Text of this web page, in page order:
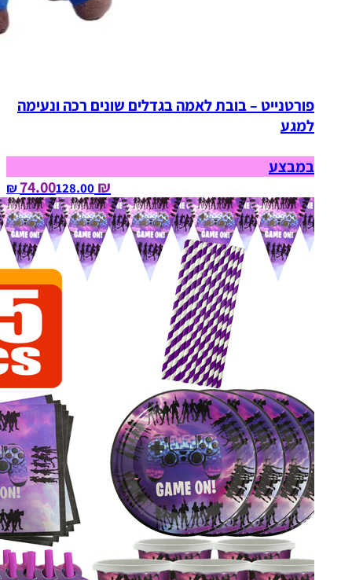
פורטנייט – בובת לאמה בגדלים שונים רכה ונעימה
למגע
במבצע
₪ 74.00
128.00‏ ₪